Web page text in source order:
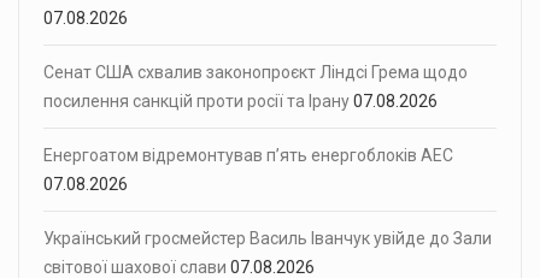
07.08.2026
Сенат США схвалив законопроєкт Ліндсі Грема щодо
посилення санкцій проти росії та Ірану07.08.2026
Енергоатом відремонтував п’ять енергоблоків АЕС
07.08.2026
Український гросмейстер Василь Іванчук увійде до Зали
світової шахової слави 07.08.2026